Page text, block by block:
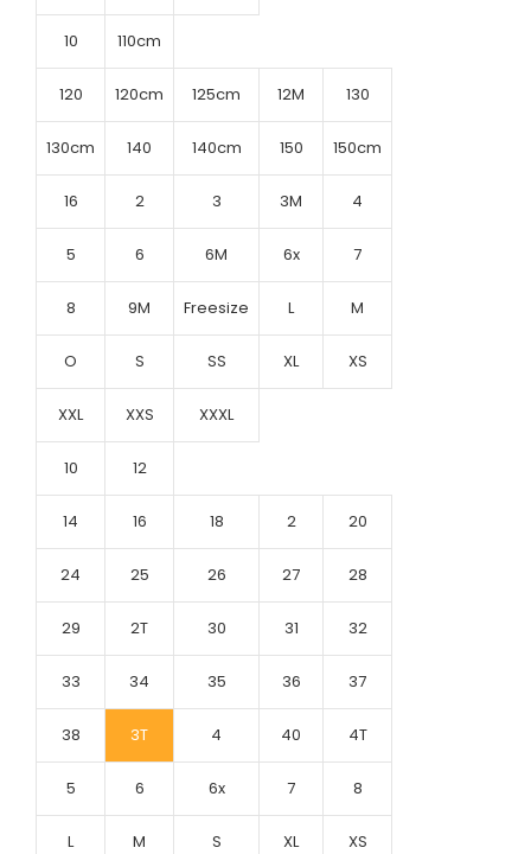
10 110cm
120 120cm 125cm 12M 130
130cm 140 140cm 150 150cm
16 2 3 3M 4
5 6 6M 6x 7
8 9M Freesize L M
O S SS XL XS
XXL XXS XXXL
10 12
14 16 18 2 20
24 25 26 27 28
29 2T 30 31 32
33 34 35 36 37
38 3T 4 40 4T
5 6 6x 7 8
L M S XL XS